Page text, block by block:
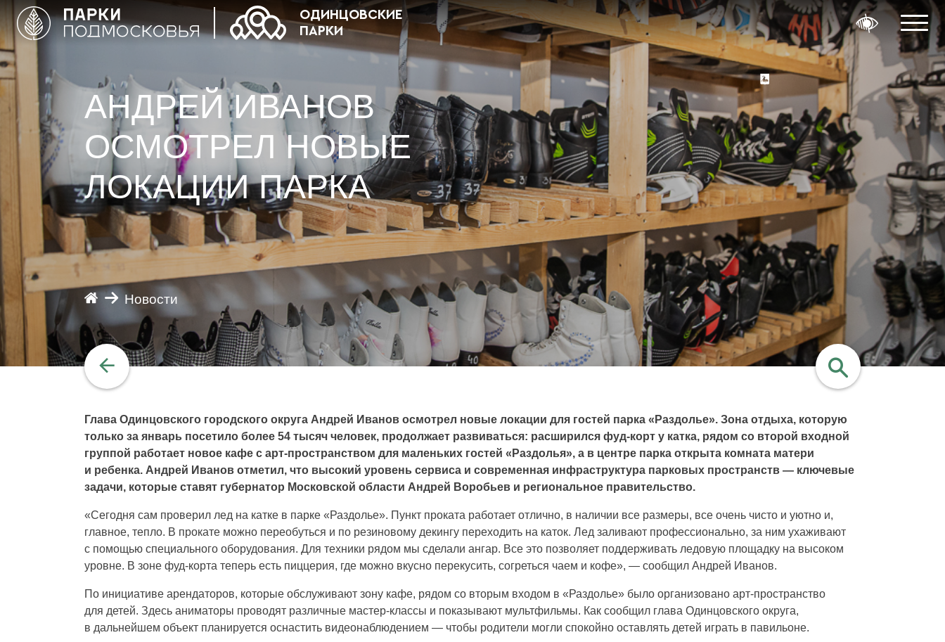
ОДИНЦОВСКИЕ
ПАРКИ
АНДРЕЙ ИВАНОВ
ОСМОТРЕЛ НОВЫЕ
ЛОКАЦИИ ПАРКА
Новости
найти
Глава Одинцовского городского округа Андрей Иванов осмотрел новые локации для гостей парка «Раздолье». Зона отдыха, которую
только за январь посетило более 54 тысяч человек, продолжает развиваться: расширился фуд-корт у катка, рядом со второй входной
группой работает новое кафе с арт-пространством для маленьких гостей «Раздолья», а в центре парка открыта комната матери
и ребенка. Андрей Иванов отметил, что высокий уровень сервиса и современная инфраструктура парковых пространств — ключевые
задачи, которые ставят губернатор Московской области Андрей Воробьев и региональное правительство.
«Сегодня сам проверил лед на катке в парке «Раздолье». Пункт проката работает отлично, в наличии все размеры, все очень чисто и уютно и,
главное, тепло. В прокате можно переобуться и по резиновому декингу переходить на каток. Лед заливают профессионально, за ним ухаживают
с помощью специального оборудования. Для техники рядом мы сделали ангар. Все это позволяет поддерживать ледовую площадку на высоком
уровне. В зоне фуд-корта теперь есть пиццерия, где можно вкусно перекусить, согреться чаем и кофе», — сообщил Андрей Иванов.
По инициативе арендаторов, которые обслуживают зону кафе, рядом со вторым входом в «Раздолье» было организовано арт-пространство
для детей. Здесь аниматоры проводят различные мастер-классы и показывают мультфильмы. Как сообщил глава Одинцовского округа,
в дальнейшем объект планируется оснастить видеонаблюдением — чтобы родители могли спокойно оставлять детей играть в павильоне.